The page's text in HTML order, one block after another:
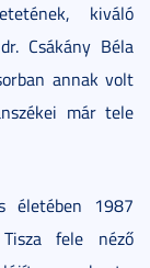
kiváló
Csákány Béla
annak volt
már tele
életében 1987
fele néző